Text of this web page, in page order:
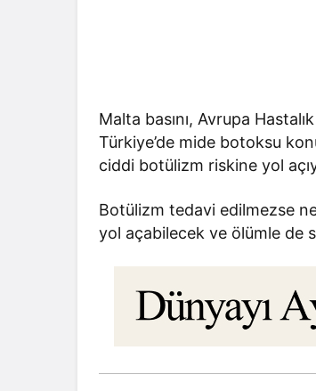
Malta basını, Avrupa
Türkiye’de mide botoksu
ciddi botülizm riskine yol
Botülizm tedavi edilmezse
yol açabilecek ve ölümle de